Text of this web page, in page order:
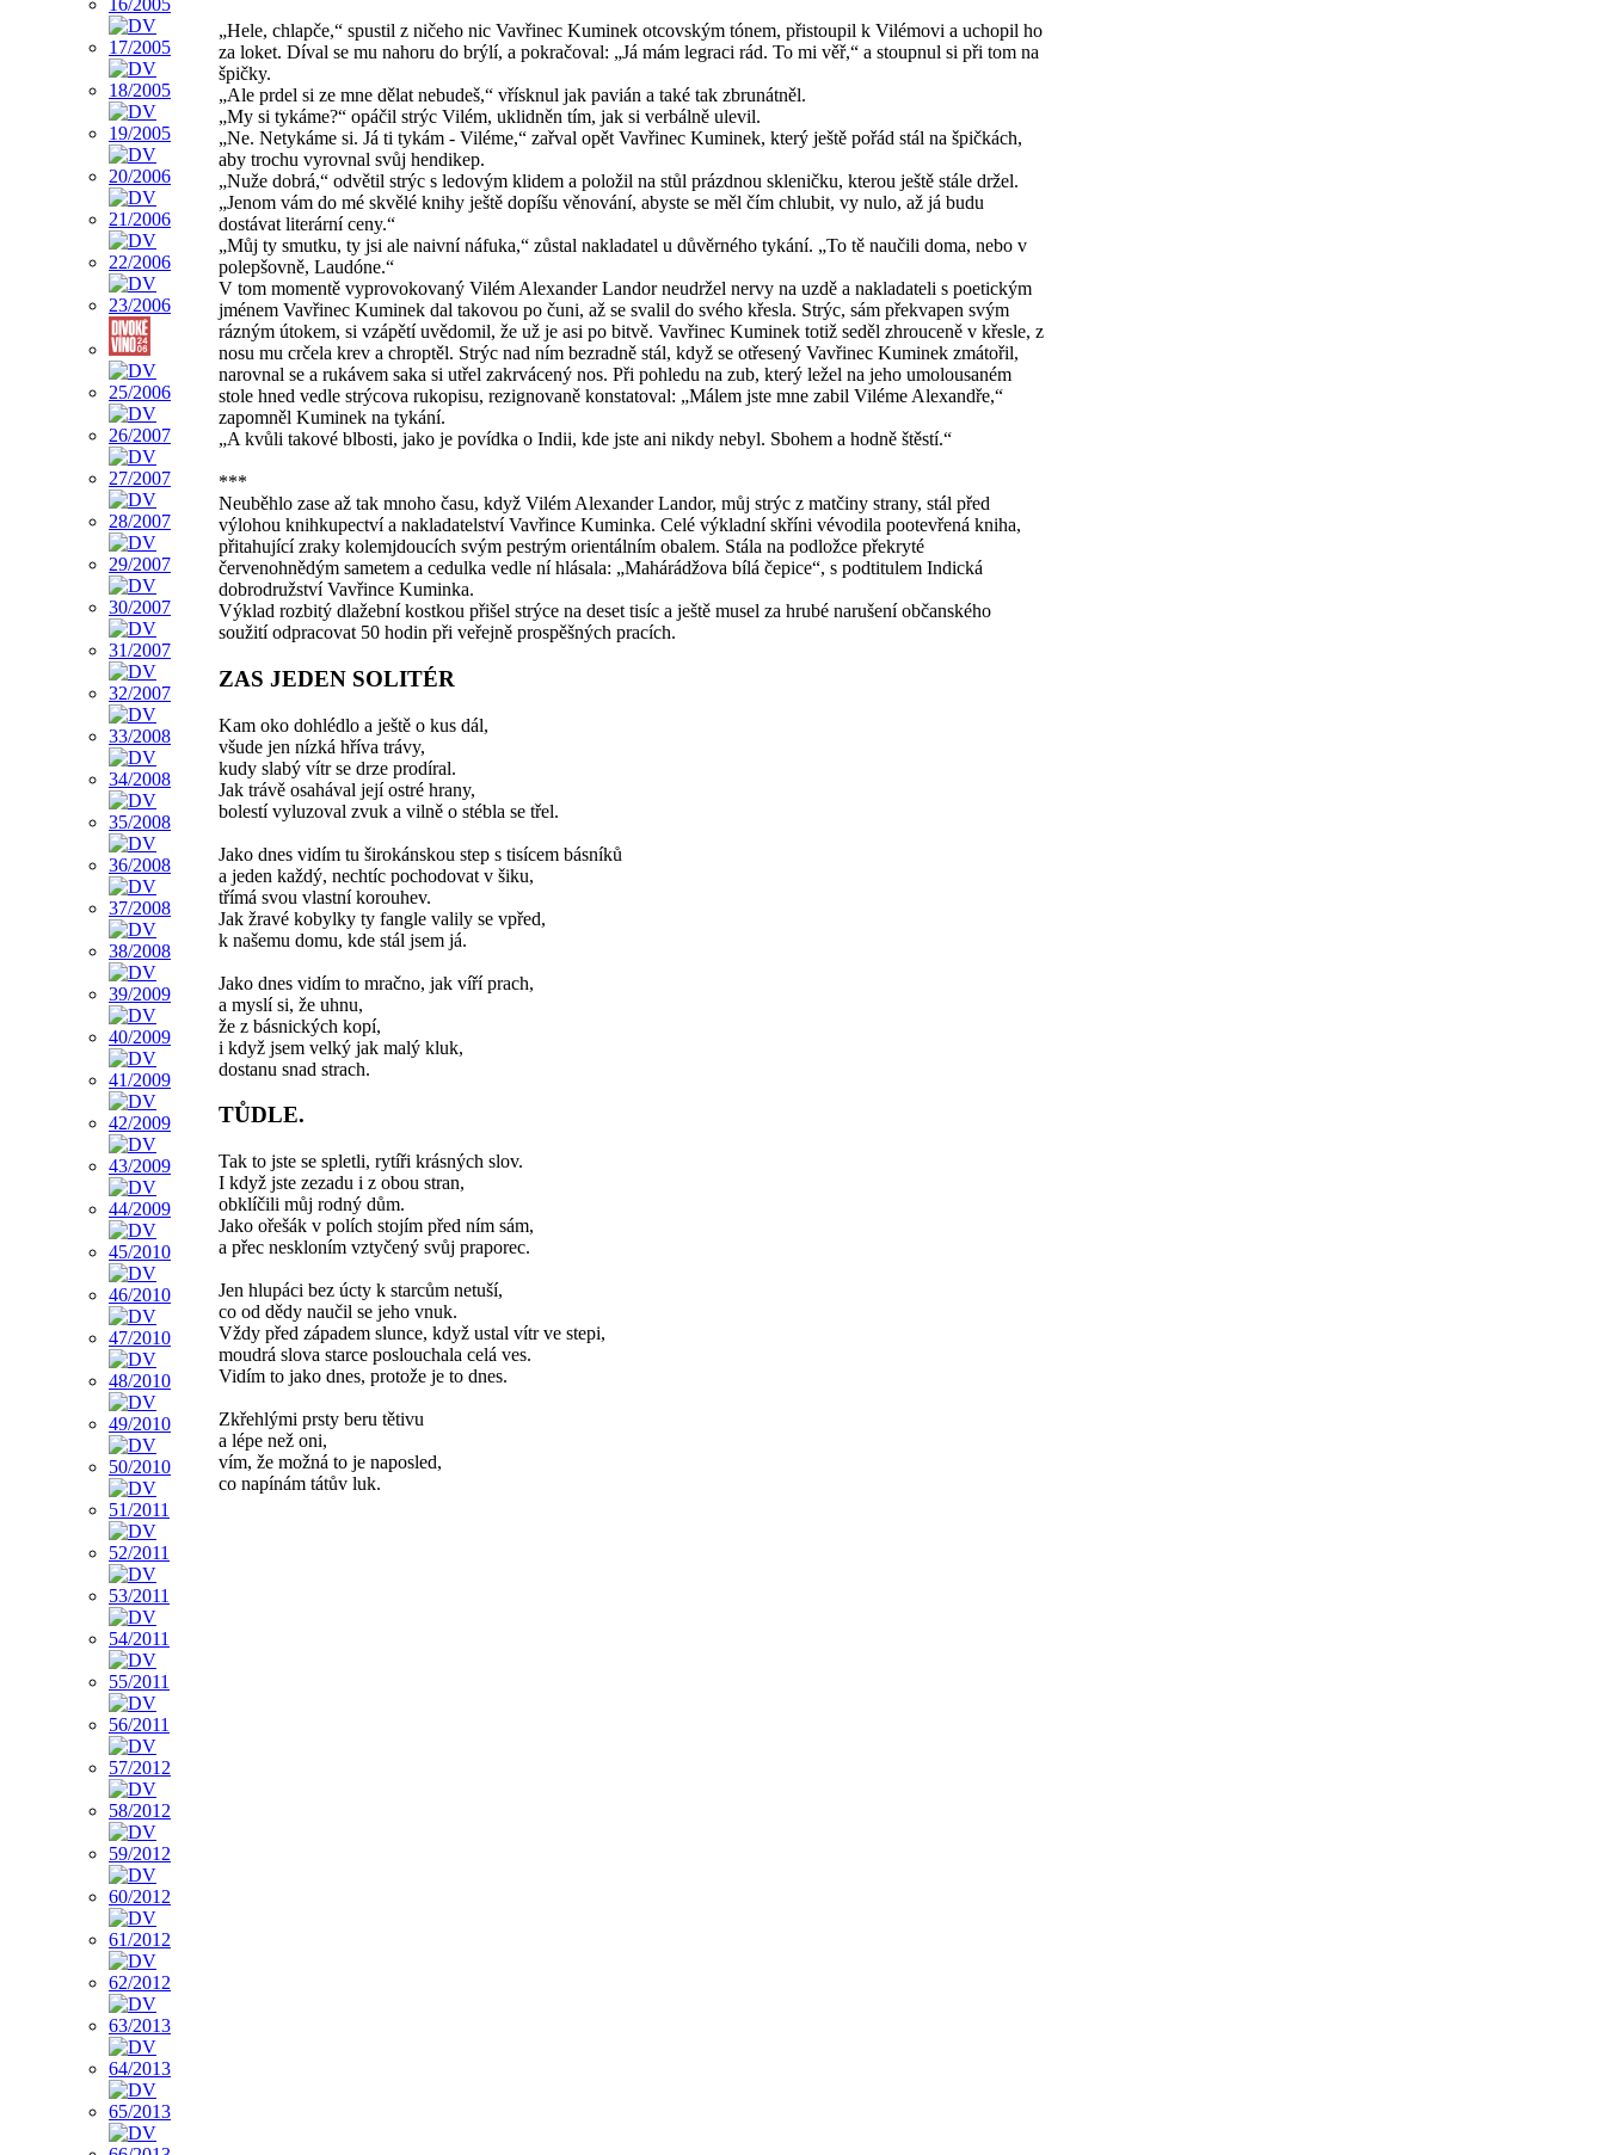
„Hele, chlapče,“ spustil z ničeho nic Vavřinec Kuminek otcovským tónem, přistoupil k Vilémovi a uchopil ho
za loket. Díval se mu nahoru do brýlí, a pokračoval: „Já mám legraci rád. To mi věř,“ a stoupnul si při tom na
špičky.
„Ale prdel si ze mne dělat nebudeš,“ vřísknul jak pavián a také tak zbrunátněl.
„My si tykáme?“ opáčil strýc Vilém, uklidněn tím, jak si verbálně ulevil.
„Ne. Netykáme si. Já ti tykám - Viléme,“ zařval opět Vavřinec Kuminek, který ještě pořád stál na špičkách,
aby trochu vyrovnal svůj hendikep.
„Nuže dobrá,“ odvětil strýc s ledovým klidem a položil na stůl prázdnou skleničku, kterou ještě stále držel.
„Jenom vám do mé skvělé knihy ještě dopíšu věnování, abyste se měl čím chlubit, vy nulo, až já budu
dostávat literární ceny.“
„Můj ty smutku, ty jsi ale naivní náfuka,“ zůstal nakladatel u důvěrného tykání. „To tě naučili doma, nebo v
polepšovně, Laudóne.“
V tom momentě vyprovokovaný Vilém Alexander Landor neudržel nervy na uzdě a nakladateli s poetickým
jménem Vavřinec Kuminek dal takovou po čuni, až se svalil do svého křesla. Strýc, sám překvapen svým
rázným útokem, si vzápětí uvědomil, že už je asi po bitvě. Vavřinec Kuminek totiž seděl zhrouceně v křesle, z
nosu mu crčela krev a chroptěl. Strýc nad ním bezradně stál, když se otřesený Vavřinec Kuminek zmátořil,
narovnal se a rukávem saka si utřel zakrvácený nos. Při pohledu na zub, který ležel na jeho umolousaném
stole hned vedle strýcova rukopisu, rezignovaně konstatoval: „Málem jste mne zabil Viléme Alexandře,“
zapomněl Kuminek na tykání.
„A kvůli takové blbosti, jako je povídka o Indii, kde jste ani nikdy nebyl. Sbohem a hodně štěstí.“
***
Neuběhlo zase až tak mnoho času, když Vilém Alexander Landor, můj strýc z matčiny strany, stál před
výlohou knihkupectví a nakladatelství Vavřince Kuminka. Celé výkladní skříni vévodila pootevřená kniha,
přitahující zraky kolemjdoucích svým pestrým orientálním obalem. Stála na podložce překryté
červenohnědým sametem a cedulka vedle ní hlásala: „Mahárádžova bílá čepice“, s podtitulem Indická
dobrodružství Vavřince Kuminka.
Výklad rozbitý dlažební kostkou přišel strýce na deset tisíc a ještě musel za hrubé narušení občanského
soužití odpracovat 50 hodin při veřejně prospěšných pracích.
ZAS JEDEN SOLITÉR
Kam oko dohlédlo a ještě o kus dál,
všude jen nízká hříva trávy,
kudy slabý vítr se drze prodíral.
Jak trávě osahával její ostré hrany,
bolestí vyluzoval zvuk a vilně o stébla se třel.
Jako dnes vidím tu širokánskou step s tisícem básníků
a jeden každý, nechtíc pochodovat v šiku,
třímá svou vlastní korouhev.
Jak žravé kobylky ty fangle valily se vpřed,
k našemu domu, kde stál jsem já.
Jako dnes vidím to mračno, jak víří prach,
a myslí si, že uhnu,
že z básnických kopí,
i když jsem velký jak malý kluk,
dostanu snad strach.
TŮDLE.
Tak to jste se spletli, rytíři krásných slov.
I když jste zezadu i z obou stran,
obklíčili můj rodný dům.
Jako ořešák v polích stojím před ním sám,
a přec neskloním vztyčený svůj praporec.
Jen hlupáci bez úcty k starcům netuší,
co od dědy naučil se jeho vnuk.
Vždy před západem slunce, když ustal vítr ve stepi,
moudrá slova starce poslouchala celá ves.
Vidím to jako dnes, protože je to dnes.
Zkřehlými prsty beru tětivu
a lépe než oni,
vím, že možná to je naposled,
co napínám tátův luk.